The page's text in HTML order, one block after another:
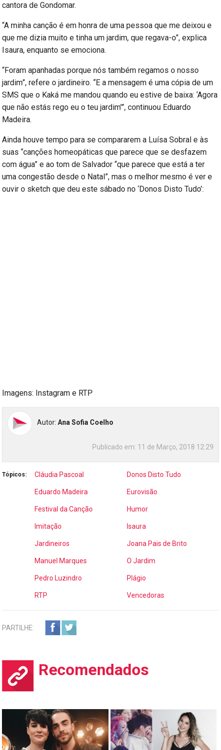
cantora de Gondomar.
“A minha canção é em honra de uma pessoa que me deixou e
que me dizia muito e tinha um jardim, que regava-o”, explica
Isaura, enquanto se emociona.
“Foram apanhadas porque nós também regamos o nosso
jardim”, refere o jardineiro. “E a mensagem é uma cópia de um
SMS que o Kaká me mandou quando eu estive de baixa: ‘Agora
que não estás rego eu o teu jardim'”, continuou Eduardo
Madeira.
Ainda houve tempo para se compararem a Luísa Sobral e às
suas “canções homeopáticas que parece que se desfazem
com água” e ao tom de Salvador “que parece que está a ter
uma congestão desde o Natal”, mas o melhor mesmo é ver e
ouvir o sketch que deu este sábado no ‘Donos Disto Tudo’:
Imagens: Instagram e RTP
Autor:Ana Sofia Coelho
Publicado em: 11 de Março, 2018 12:29
Tópicos: Cláudia Pascoal Donos Disto Tudo
Eduardo Madeira Eurovisão
Festival da Canção Humor
Imitação Isaura
Jardineiros Joana Pais de Brito
Manuel Marques O Jardim
Pedro Luzindro Plágio
RTP Vencedoras
PARTILHE:
Recomendados